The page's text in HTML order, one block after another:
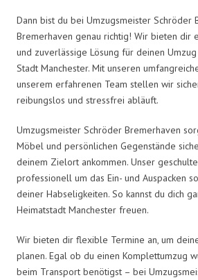
Dann bist du bei Umzugsmeister Schröder
Bremerhaven genau richtig! Wir bieten dir
und zuverlässige Lösung für deinen
Stadt Manchester. Mit unseren
unserem erfahrenen Team stellen wir
reibungslos und stressfrei abläuft.
Umzugsmeister Schröder Bremerhaven
Möbel und persönlichen Gegenstände
deinem Zielort ankommen. Unser
professionell um das Ein- und Auspacken
deiner Habseligkeiten. So kannst du dich
Heimatstadt Manchester freuen.
Wir bieten dir flexible Termine an, um
planen. Egal ob du einen Komplettumzug
beim Transport benötigst – bei